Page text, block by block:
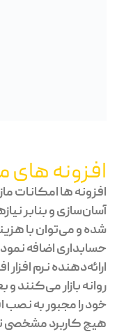
افزونه
افزونه ها امکانات
آسان‌سازی و بنابر
شده و می‌توان با
حسابداری اضافه
ارائه‌دهنده نرم
روانه بازار می‌کنند
خود را مجبور به
هیچ کاربرد مشخصی